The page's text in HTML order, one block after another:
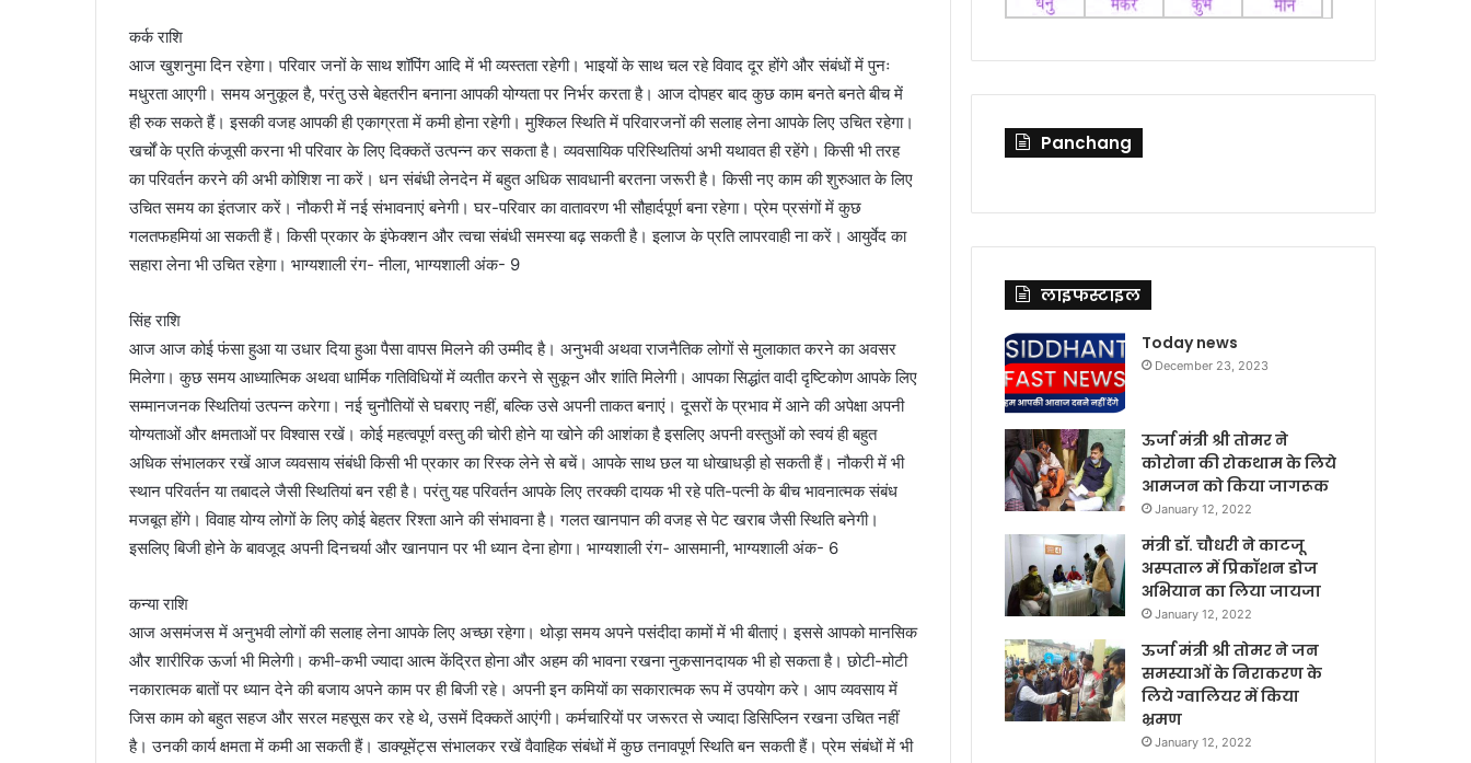
कर्क राशि
आज खुशनुमा दिन रहेगा। परिवार जनों के साथ शॉपिंग आदि में भी व्यस्तता रहेगी। भाइयों के साथ चल रहे विवाद दूर होंगे और संबंधों में पुनः
मधुरता आएगी। समय अनुकूल है, परंतु उसे बेहतरीन बनाना आपकी योग्यता पर निर्भर करता है। आज दोपहर बाद कुछ काम बनते बनते बीच में
ही रुक सकते हैं। इसकी वजह आपकी ही एकाग्रता में कमी होना रहेगी। मुश्किल स्थिति में परिवारजनों की सलाह लेना आपके लिए उचित रहेगा।
खर्चों के प्रति कंजूसी करना भी परिवार के लिए दिक्कतें उत्पन्न कर सकता है। व्यवसायिक परिस्थितियां अभी यथावत ही रहेंगे। किसी भी तरह
का परिवर्तन करने की अभी कोशिश ना करें। धन संबंधी लेनदेन में बहुत अधिक सावधानी बरतना जरूरी है। किसी नए काम की शुरुआत के लिए
उचित समय का इंतजार करें। नौकरी में नई संभावनाएं बनेगी। घर-परिवार का वातावरण भी सौहार्दपूर्ण बना रहेगा। प्रेम प्रसंगों में कुछ
गलतफहमियां आ सकती हैं। किसी प्रकार के इंफेक्शन और त्वचा संबंधी समस्या बढ़ सकती है। इलाज के प्रति लापरवाही ना करें। आयुर्वेद का
सहारा लेना भी उचित रहेगा। भाग्यशाली रंग- नीला, भाग्यशाली अंक- 9
सिंह राशि
आज आज कोई फंसा हुआ या उधार दिया हुआ पैसा वापस मिलने की उम्मीद है। अनुभवी अथवा राजनैतिक लोगों से मुलाकात करने का अवसर
मिलेगा। कुछ समय आध्यात्मिक अथवा धार्मिक गतिविधियों में व्यतीत करने से सुकून और शांति मिलेगी। आपका सिद्धांत वादी दृष्टिकोण आपके लिए
सम्मानजनक स्थितियां उत्पन्न करेगा। नई चुनौतियों से घबराए नहीं, बल्कि उसे अपनी ताकत बनाएं। दूसरों के प्रभाव में आने की अपेक्षा अपनी
योग्यताओं और क्षमताओं पर विश्वास रखें। कोई महत्वपूर्ण वस्तु की चोरी होने या खोने की आशंका है इसलिए अपनी वस्तुओं को स्वयं ही बहुत
अधिक संभालकर रखें आज व्यवसाय संबंधी किसी भी प्रकार का रिस्क लेने से बचें। आपके साथ छल या धोखाधड़ी हो सकती हैं। नौकरी में भी
स्थान परिवर्तन या तबादले जैसी स्थितियां बन रही है। परंतु यह परिवर्तन आपके लिए तरक्की दायक भी रहे पति-पत्नी के बीच भावनात्मक संबंध
मजबूत होंगे। विवाह योग्य लोगों के लिए कोई बेहतर रिश्ता आने की संभावना है। गलत खानपान की वजह से पेट खराब जैसी स्थिति बनेगी।
इसलिए बिजी होने के बावजूद अपनी दिनचर्या और खानपान पर भी ध्यान देना होगा। भाग्यशाली रंग- आसमानी, भाग्यशाली अंक- 6
कन्या राशि
आज असमंजस में अनुभवी लोगों की सलाह लेना आपके लिए अच्छा रहेगा। थोड़ा समय अपने पसंदीदा कामों में भी बीताएं। इससे आपको मानसिक
और शारीरिक ऊर्जा भी मिलेगी। कभी-कभी ज्यादा आत्म केंद्रित होना और अहम की भावना रखना नुकसानदायक भी हो सकता है। छोटी-मोटी
नकारात्मक बातों पर ध्यान देने की बजाय अपने काम पर ही बिजी रहे। अपनी इन कमियों का सकारात्मक रूप में उपयोग करे। आप व्यवसाय में
जिस काम को बहुत सहज और सरल महसूस कर रहे थे, उसमें दिक्कतें आएंगी। कर्मचारियों पर जरूरत से ज्यादा डिसिप्लिन रखना उचित नहीं
है। उनकी कार्य क्षमता में कमी आ सकती हैं। डाक्यूमेंट्स संभालकर रखें वैवाहिक संबंधों में कुछ तनावपूर्ण स्थिति बन सकती हैं। प्रेम संबंधों में भी
Panchang
लाइफस्टाइल
Today news
December 23, 2023
ऊर्जा मंत्री श्री तोमर ने
कोरोना की रोकथाम के लिये
आमजन को किया जागरूक
January 12, 2022
मंत्री डॉ. चौधरी ने काटजू
अस्पताल में प्रिकॉशन डोज
अभियान का लिया जायजा
January 12, 2022
ऊर्जा मंत्री श्री तोमर ने जन
समस्याओं के निराकरण के
लिये ग्वालियर में किया
भ्रमण
January 12, 2022